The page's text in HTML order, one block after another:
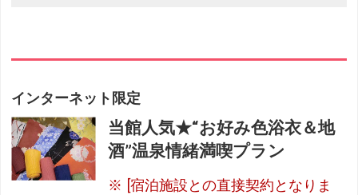
インターネット限定
当館人気★“お好み色浴衣＆地
酒”温泉情緒満喫プラン
[宿泊施設との直接契約となりま